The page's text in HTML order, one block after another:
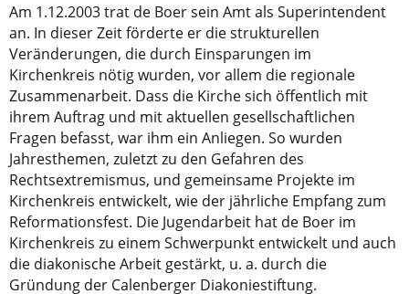
Am 1.12.2003 trat de Boer sein Amt als Superintendent
an. In dieser Zeit förderte er die strukturellen
Veränderungen, die durch Einsparungen im
Kirchenkreis nötig wurden, vor allem die regionale
Zusammenarbeit. Dass die Kirche sich öffentlich mit
ihrem Auftrag und mit aktuellen gesellschaftlichen
Fragen befasst, war ihm ein Anliegen. So wurden
Jahresthemen, zuletzt zu den Gefahren des
Rechtsextremismus, und gemeinsame Projekte im
Kirchenkreis entwickelt, wie der jährliche Empfang zum
Reformationsfest. Die Jugendarbeit hat de Boer im
Kirchenkreis zu einem Schwerpunkt entwickelt und auch
die diakonische Arbeit gestärkt, u. a. durch die
Gründung der Calenberger Diakoniestiftung.